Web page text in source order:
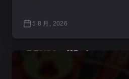
5 8 月, 2026